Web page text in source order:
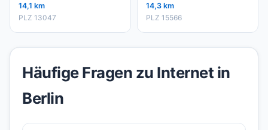
14,1 km
PLZ 13047
14,3 km
PLZ 15566
Häufige Fragen zu Internet in
Berlin